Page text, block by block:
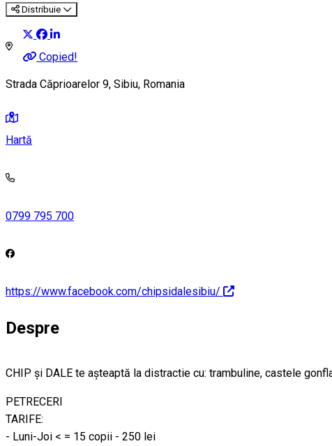
Distribuie
Copied!
Strada Căprioarelor 9, Sibiu, Romania
Hartă
0799 795 700
https://www.facebook.com/chipsidalesibiu/
Despre
CHIP şi DALE te aşteaptă la distractie cu: trambuline, castele
PETRECERI
TARIFE:
- Luni-Joi < = 15 copii - 250 lei